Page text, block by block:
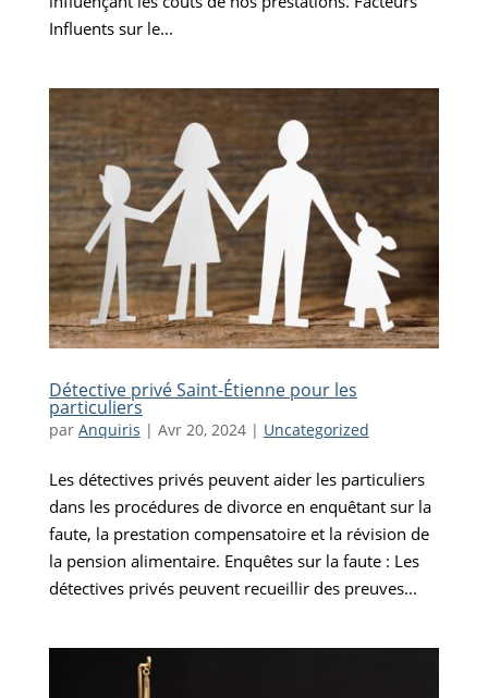
Influents sur le...
Détective privé Saint-Étienne pour les
particuliers
par Anquiris | Avr 20, 2024| Uncategorized
Les détectives privés peuvent aider les particuliers
dans les procédures de divorce en enquêtant sur la
faute, la prestation compensatoire et la révision de
la pension alimentaire. Enquêtes sur la faute : Les
détectives privés peuvent recueillir des preuves...